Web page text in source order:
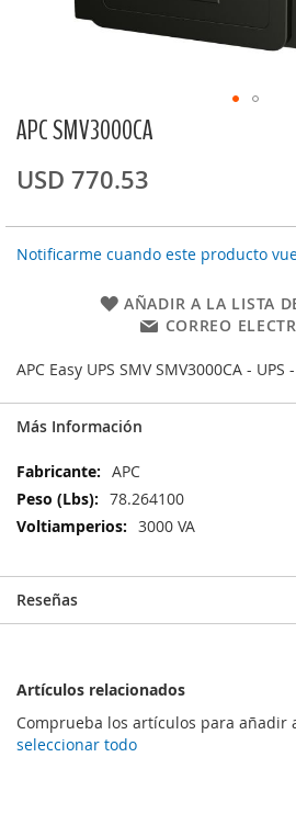
APC SMV3000CA
USD 770.53
Notificarme cuando este producto
AÑADIR A LA LISTA
CORREO
APC Easy UPS SMV SMV3000CA - UPS
Saltar
comienzo
de
de
Más Información
Más
Información
APC
78.264100
3000 VA
Reseñas
Artículos relacionados
Comprueba los artículos para añadir
seleccionar todo